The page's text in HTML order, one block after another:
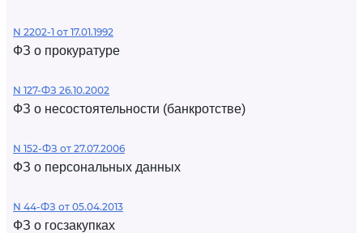
N 2202-1 от 17.01.1992
ФЗ о прокуратуре
N 127-ФЗ 26.10.2002
ФЗ о несостоятельности (банкротстве)
N 152-ФЗ от 27.07.2006
ФЗ о персональных данных
N 44-ФЗ от 05.04.2013
ФЗ о госзакупках